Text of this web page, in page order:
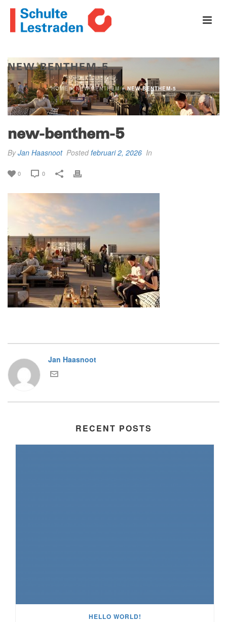
NEW-BENTHEM-5
HOME »NEW BENTHEM»NEW-BENTHEM-5
new-benthem-5
ByJan Haasnoot Postedfebruari 2, 2026 In
0 0
Jan Haasnoot
RECENT POSTS
HELLO WORLD!